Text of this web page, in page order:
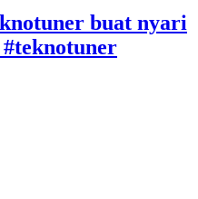
buat nyari
#teknotuner